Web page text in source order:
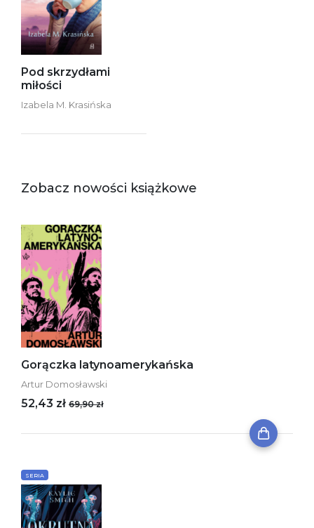
Pod skrzydłami
miłości
Izabela M. Krasińska
Zobacz nowości książkowe
Gorączka latynoamerykańska
Artur Domosławski
52,43 zł 69,90 zł
SERIA